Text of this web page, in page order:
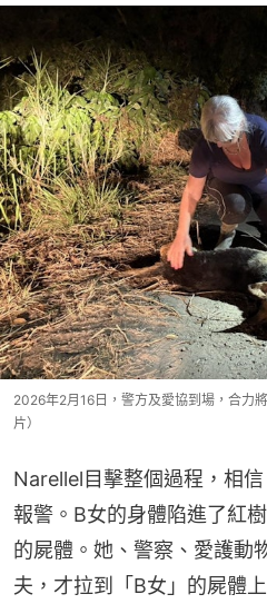
2026年2月16日，警方及愛協到場，合力
片）
Narellel目擊整個過程，相
報警。B女的身體陷進了紅
的屍體。她、警察、愛護動
夫，才拉到「B女」的屍體